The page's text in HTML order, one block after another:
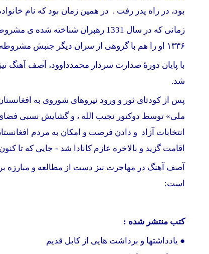
بود، در راه پدر رفت . در همین زمان بود که نام
زمانی که در سال 1331 رهبران شناخته شده ی مشروطه خواهی زندانی شدند، مسوولیت رهبری عملی «جمعیت وطن» بر عهده
۱۳۳۶ او را هم با گروهی از سران دیگر جنبش مشروطه خواهی ، به اتهام بی بنیاد همکاری با عبدالملک عبدالرحیم زی که متهم به کودتا شده بود، زندانی کردند.
با پايان دورۀ صدارت سردار محمدداوود، آصف آهنگ
شد.
پس از کودتای ثور و ورود نیروهای شوروی به
ملی» توسط دوکتور نجیب الله ، و گشایش نسبی
اقامت گزید و بالاخره عازم کانادا شد - جایی که تا
آصف آهنگ در مهاجرت نیز دست از مطالعه و مبارزه
است:
کتب منتشر شده :
● یادداشتها و برداشت هایی از کابل قدیم